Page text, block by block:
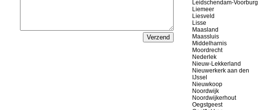
Leidschendam-Voorburg
Liemeer
Liesveld
Lisse
Maasland
Maassluis
Middelharnis
Moordrecht
Nederlek
Nieuw-Lekkerland
Nieuwerkerk aan den
IJssel
Nieuwkoop
Noordwijk
Noordwijkerhout
Oegstgeest